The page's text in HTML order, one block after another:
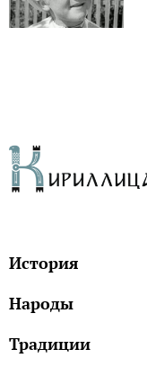
История
Народы
Традиции